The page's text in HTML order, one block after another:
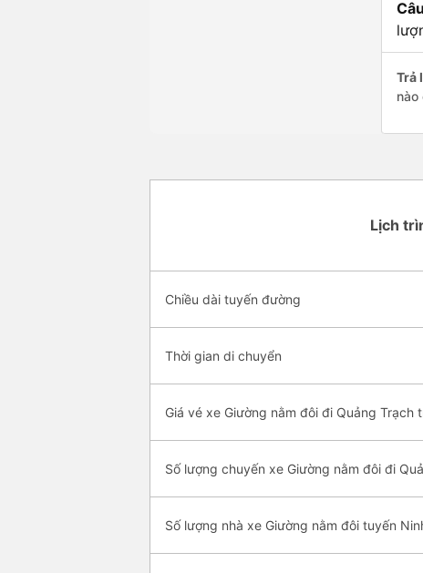
Trả
Lịch
Chiều dài tuyến đường
Thời gian di chuyển
Giá vé xe Giường nằm đôi đi Quảng Trạch
Số lượng chuyến xe Giường nằm đôi đi
Số lượng nhà xe Giường nằm đôi tuyến